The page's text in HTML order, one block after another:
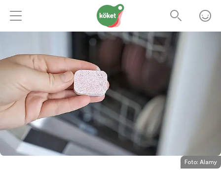
Foto: Alamy